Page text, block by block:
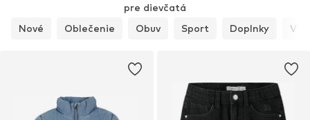
pre dievčatá
Nové
Oblečenie Obuv Sport Doplnky